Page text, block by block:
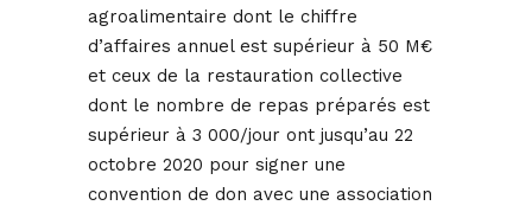
agroalimentaire dont le chiffre
d’affaires annuel est supérieur à 50 M€
et ceux de la restauration collective
dont le nombre de repas préparés est
supérieur à 3 000/jour ont jusqu’au 22
octobre 2020 pour signer une
convention de don avec une association